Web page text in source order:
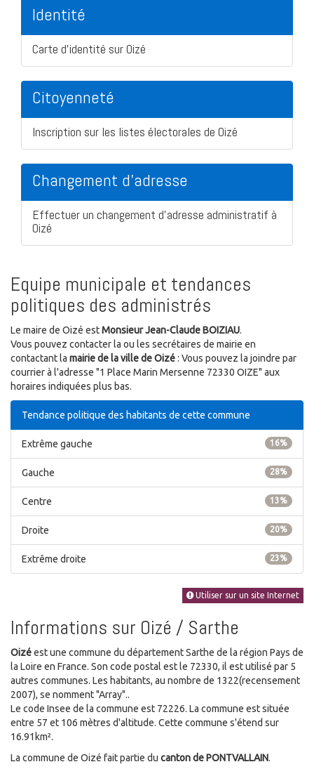
Identité
Carte d'identité sur Oizé
Citoyenneté
Inscription sur les listes électorales de Oizé
Changement d'adresse
Effectuer un changement d'adresse administratif à
Oizé
Equipe municipale et tendances
politiques des administrés
Le maire de Oizé estMonsieur Jean-Claude BOIZIAU.
Vous pouvez contacter la ou les secrétaires de mairie en
contactant la mairie de la ville de Oizé: Vous pouvez la joindre par
courrier à l'adresse "1 Place Marin Mersenne 72330 OIZE" aux
horaires indiquées plus bas.
Tendance politique des habitants de cette commune
16%
Extrême gauche
28%
Gauche
13%
Centre
20%
Droite
23%
Extrême droite
Utiliser sur un site Internet
Informations sur Oizé / Sarthe
Oizéest une commune du département Sarthe de la région Pays de
la Loire en France. Son code postal est le 72330, il est utilisé par 5
autres communes. Les habitants, au nombre de 1322(recensement
2007), se nomment "Array"..
Le code Insee de la commune est 72226. La commune est située
entre 57 et 106 mètres d'altitude. Cette commune s'étend sur
16.91km².
La commune de Oizé fait partie du canton de PONTVALLAIN.